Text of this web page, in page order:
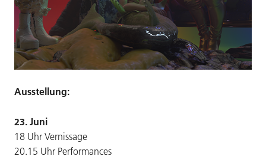
Ausstellung:
23. Juni
18 Uhr Vernissage
20.15 Uhr Performances